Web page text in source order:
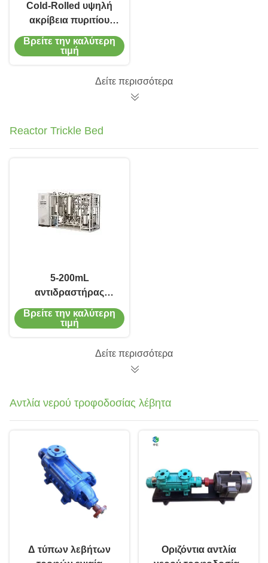
Cold-Rolled υψηλή
ακρίβεια πυριτίου
χάλυβα υδραντλία
γεωτρήσεων φύλλων
Βρείτε την καλύτερη
τιμή
Δείτε περισσότερα
Reactor Trickle Bed
5-200mL
αντιδραστήρας
πολυσωληνωτός
σταθερής κλίνης
Βρείτε την καλύτερη
τιμή
Δείτε περισσότερα
Αντλία νερού τροφοδοσίας λέβητα
Δ τύπων λεβήτων
Οριζόντια αντλία